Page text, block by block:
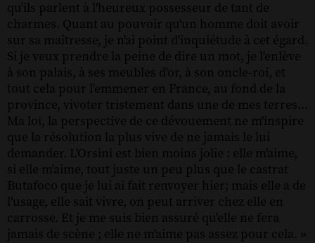
qu'ils parlent à l'heureux possesseur de tant de
charmes. Quant au pouvoir qu'un homme doit avoir
sur sa maîtresse, je n'ai point d'inquiétude à cet égard.
Si je veux prendre la peine de dire un mot, je l'enlève
à son palais, à ses meubles d'or, à son oncle-roi, et
tout cela pour l'emmener en France, au fond de la
province, vivoter tristement dans une de mes terres...
Ma loi, la perspective de ce dévouement ne m'inspire
que la résolution la plus vive de ne jamais le lui
demander. L'Orsini est bien moins jolie : elle m'aime,
si elle m'aime, tout juste un peu plus que le castrat
Butafoco que je lui ai fait renvoyer hier; mais elle a de
l'usage, elle sait vivre, on peut arriver chez elle en
carrosse. Et je me suis bien assuré qu'elle ne fera
jamais de scène ; elle ne m'aime pas assez pour cela. »